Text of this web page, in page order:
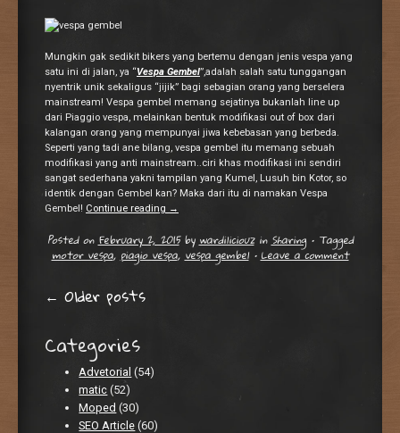
Mungkin gak sedikit bikers yang bertemu dengan jenis vespa yang
satu ini di jalan, ya “Vespa Gembel”,adalah salah satu tunggangan
nyentrik unik sekaligus “jijik” bagi sebagian orang yang berselera
mainstream! Vespa gembel memang sejatinya bukanlah line up
dari Piaggio vespa, melainkan bentuk modifikasi out of box dari
kalangan orang yang mempunyai jiwa kebebasan yang berbeda.
Seperti yang tadi ane bilang, vespa gembel itu memang sebuah
modifikasi yang anti mainstream..ciri khas modifikasi ini sendiri
sangat sederhana yakni tampilan yang Kumel, Lusuh bin Kotor, so
identik dengan Gembel kan? Maka dari itu di namakan Vespa
Gembel! Continue reading →
Posted on February 2, 2015by wardiliciouz in Sharing • Tagged
motor vespa, piagio vespa, vespa gembel • Leave a comment
Post navigation
← Older posts
Categories
Advetorial (54)
matic (52)
Moped (30)
SEO Article (60)